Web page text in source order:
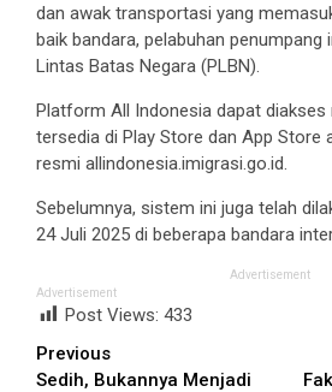
dan awak transportasi yang
baik bandara, pelabuhan penumpang
Lintas Batas Negara (PLBN).
Platform All Indonesia dapat diakses
tersedia di Play Store dan App Store
resmi allindonesia.imigrasi.go.id.
Sebelumnya, sistem ini juga telah
24 Juli 2025 di beberapa bandara
Advertisement
Advertisement
Post Views: 433
Continue
Previous
Sedih, Bukannya Menjadi